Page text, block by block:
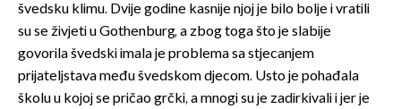
švedsku klimu. Dvije godine kasnije njoj je bilo bolje i vratili
su se živjeti u Gothenburg, a zbog toga što je slabije
govorila švedski imala je problema sa stjecanjem
prijateljstava među švedskom djecom. Usto je pohađala
školu u kojoj se pričao grčki, a mnogi su je zadirkivali i jer je